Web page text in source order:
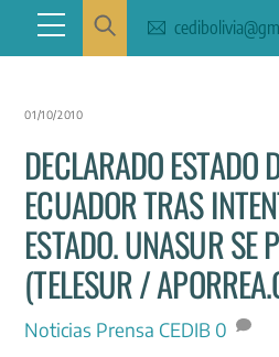
content
Menu
01/10/2010
DECLARADO ESTADO
ECUADOR TRAS
ESTADO. UNASUR SE
(TELESUR /
Noticias Prensa CEDIB 0